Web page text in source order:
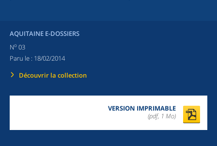
AQUITAINE E-DOSSIERS
No 03
Paru le : 18/02/2014
Découvrir la collection
VERSION IMPRIMABLE
(pdf, 1 Mo)